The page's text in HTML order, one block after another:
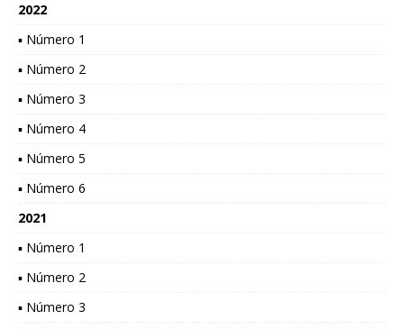
2022
▪ Número 1
▪ Número 2
▪ Número 3
▪ Número 4
▪ Número 5
▪ Número 6
2021
▪ Número 1
▪ Número 2
▪ Número 3